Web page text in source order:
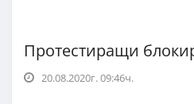
Протестиращи
20.08.2020г. 09:46ч.